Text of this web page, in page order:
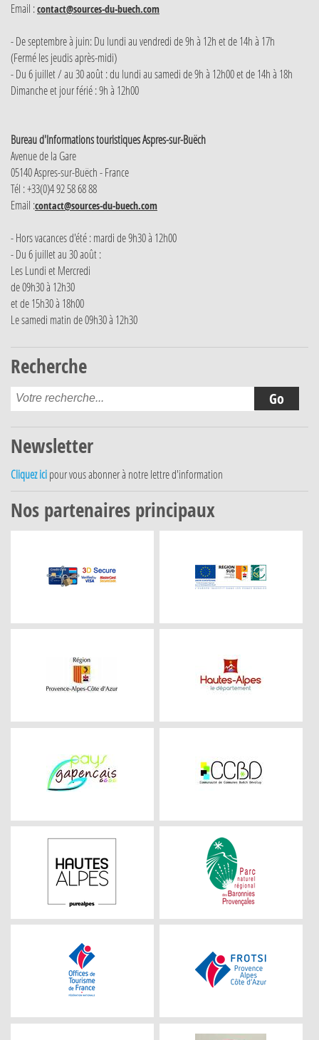
Email :contact@sources-du-buech.com
- De septembre à juin: Du lundi au vendredi de 9h à 12h et de 14h à 17h
(Fermé les jeudis après-midi)
- Du 6 juillet / au 30 août : du lundi au samedi de 9h à 12h00 et de 14h à 18h
Dimanche et jour férié : 9h à 12h00
Bureau d'Informations touristiques Aspres-sur-Buëch
Avenue de la Gare
05140 Aspres-sur-Buëch - France
Tél : +33(0)4 92 58 68 88
Email :contact@sources-du-buech.com
- Hors vacances d'été : mardi de 9h30 à 12h00
- Du 6 juillet au 30 août :
Les Lundi et Mercredi
de 09h30 à 12h30
et de 15h30 à 18h00
Le samedi matin de 09h30 à 12h30
Recherche
Newsletter
Cliquez ici pour vous abonner à notre lettre d'information
Nos partenaires principaux